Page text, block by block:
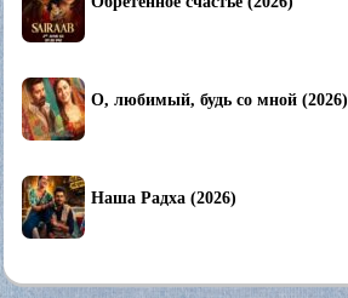
О, любимый, будь со мной (2026)
Наша Радха (2026)